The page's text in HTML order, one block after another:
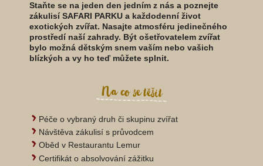
Staňte se na jeden den jedním z nás a poznejte
zákulisí SAFARI PARKU a každodenní život
exotických zvířat. Nasajte atmosféru jedinečného
prostředí naší zahrady. Být ošetřovatelem zvířat
bylo možná dětským snem vaším nebo vašich
blízkých a vy ho teď můžete splnit.
Na co se těšit
Péče o vybraný druh či skupinu zvířat
Návštěva zákulisí s průvodcem
Oběd v Restaurantu Lemur
Certifikát o absolvování zážitku